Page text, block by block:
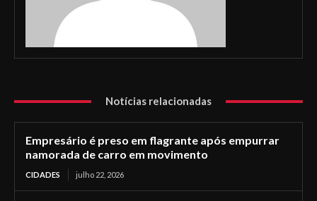
Notícias relacionadas
Empresário é preso em flagrante após empurrar
namorada de carro em movimento
CIDADES julho 22, 2026